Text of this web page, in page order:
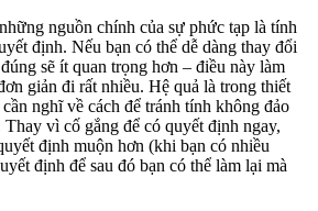
nguồn chính của sự phức tạp là tính
định. Nếu bạn có thể dễ dàng thay đổi
sẽ ít quan trọng hơn – điều này làm
giản đi rất nhiều. Hệ quả là trong thiết
nghĩ về cách để tránh tính không đảo
vì cố gắng để có quyết định ngay,
định muộn hơn (khi bạn có nhiều
định để sau đó bạn có thể làm lại mà